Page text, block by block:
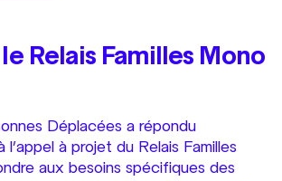
Relais Familles Mono
Déplacées a répondu
à projet du Relais Familles
aux besoins spécifiques des